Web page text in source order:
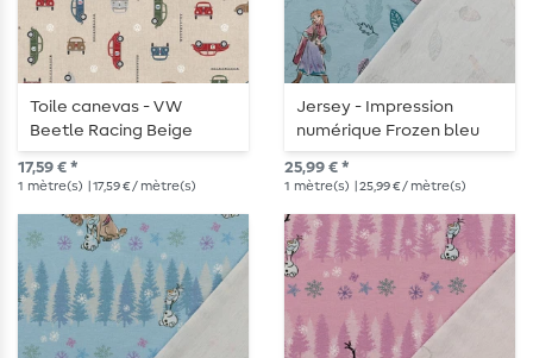
Toile canevas - VW
Beetle Racing Beige
Multicolore aspect lin
17,59 € *
1 mètre(s) | 17,59 € / mètre(s)
Jersey - Impression
numérique Frozen bleu
clair
25,99 € *
1 mètre(s) | 25,99 € / mètre(s)